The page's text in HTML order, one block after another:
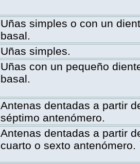
Uñas simples o con un
basal.
Uñas simples.
Uñas con un pequeño
basal.
Antenas dentadas a partir
séptimo antenómero.
Antenas dentadas a partir
cuarto o sexto antenómero.